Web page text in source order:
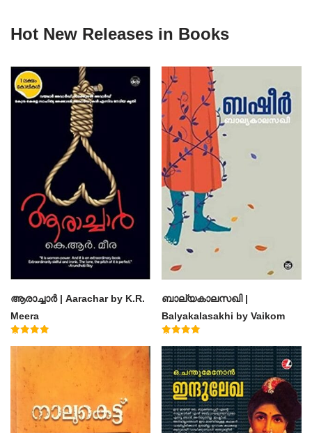
Hot New Releases in Books
ആരാച്ചാര്‍ | Aarachar by K.R.
Meera
ബാല്യകാലസഖി |
Balyakalasakhi by Vaikom
Muhammad Basheer
4.60
out of 5